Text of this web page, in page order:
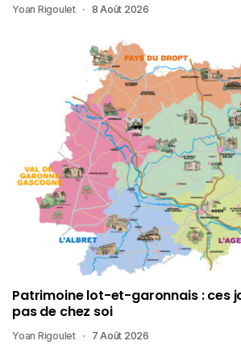
Yoan Rigoulet 8 Août 2026
Patrimoine lot-et-garonnais : ces
pas de chez soi
Yoan Rigoulet 7 Août 2026